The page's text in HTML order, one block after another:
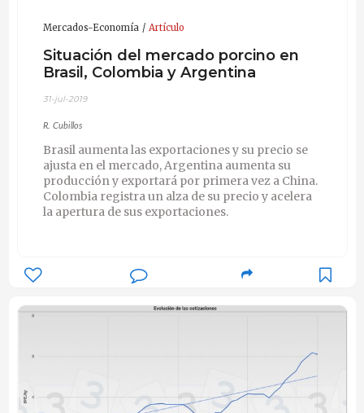
Mercados-Economía Artículo
Situación del mercado porcino en
Brasil, Colombia y Argentina
31-jul-2019
R. Cubillos
Brasil aumenta las exportaciones y su precio se
ajusta en el mercado, Argentina aumenta su
producción y exportará por primera vez a China.
Colombia registra un alza de su precio y acelera
la apertura de sus exportaciones.